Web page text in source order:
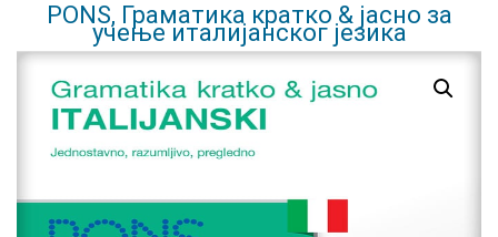
PONS, Граматика кратко & јасно за
учење италијанског језика